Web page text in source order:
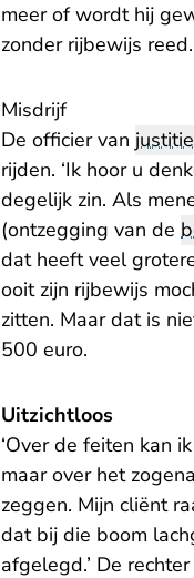
meer of wordt hij
zonder rijbewijs
Misdrijf
De officier van justitie
rijden. ‘Ik hoor u
degelijk zin. Als
(ontzegging van de
dat heeft veel
ooit zijn rijbewijs
zitten. Maar dat is
500 euro.
Uitzichtloos
‘Over de feiten kan
maar over het
zeggen. Mijn cliënt
dat bij die boom
afgelegd.’ De